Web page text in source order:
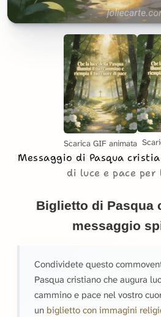
Scarica GIF animata
Messaggio di Pasqua
di luce e pace per
Biglietto di Pasqua
messaggio
Condividete questo
Pasqua cristiano che augura
cammino e pace nel vostro
un biglietto con immagini